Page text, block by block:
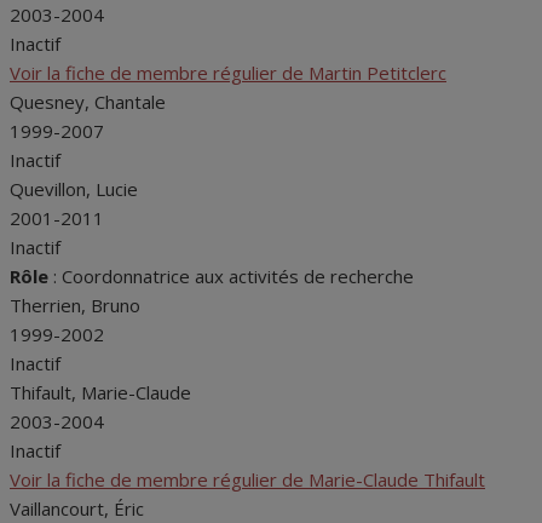
2003-2004
Inactif
Voir la fiche de membre régulier de Martin Petitclerc
Quesney, Chantale
1999-2007
Inactif
Quevillon, Lucie
2001-2011
Inactif
Rôle : Coordonnatrice aux activités de recherche
Therrien, Bruno
1999-2002
Inactif
Thifault, Marie-Claude
2003-2004
Inactif
Voir la fiche de membre régulier de Marie-Claude Thifault
Vaillancourt, Éric